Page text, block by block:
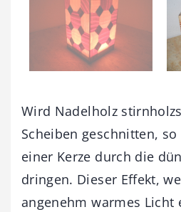
Wird Nadelholz
Scheiben geschnitten,
einer Kerze durch die
dringen. Dieser Effekt,
angenehm warmes Licht